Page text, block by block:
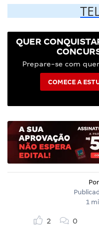
QUER
Prepare-se com
COMECE A
Por
1
2 0